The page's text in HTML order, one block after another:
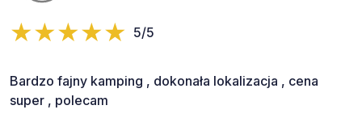
5/5
Bardzo fajny kamping , dokonała lokalizacja , cena
super , polecam